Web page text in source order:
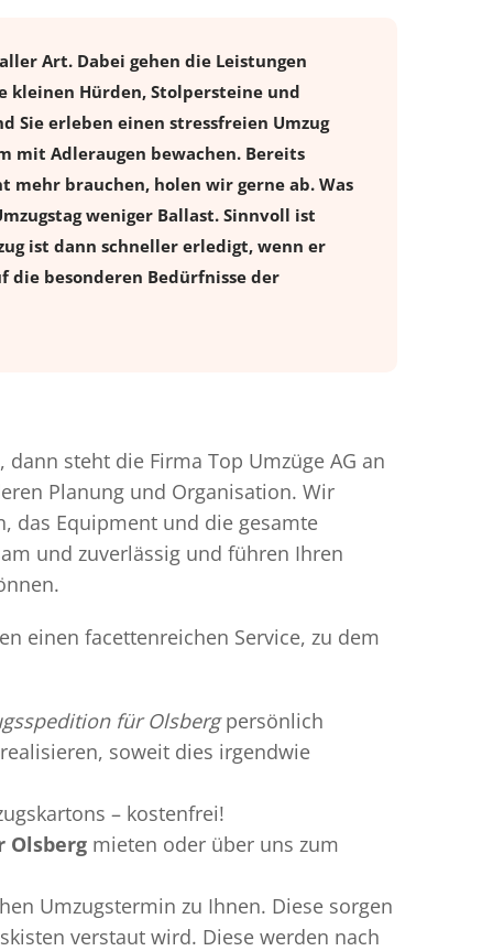
Art. Dabei gehen die Leistungen
kleinen Hürden, Stolpersteine und
Sie erleben einen stressfreien Umzug
mit Adleraugen bewachen. Bereits
mehr brauchen, holen wir gerne ab. Was
weniger Ballast. Sinnvoll ist
ist dann schneller erledigt, wenn er
die besonderen Bedürfnisse der
steht die Firma Top Umzüge AG an
Planung und Organisation. Wir
das Equipment und die gesamte
und zuverlässig und führen Ihren
einen facettenreichen Service, zu dem
für Olsbergpersönlich
soweit dies irgendwie
– kostenfrei!
Olsberg mieten oder über uns zum
Umzugstermin zu Ihnen. Diese sorgen
verstaut wird. Diese werden nach